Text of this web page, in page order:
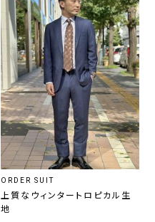
ORDER SUIT
上質なウィンタートロピカル生
地